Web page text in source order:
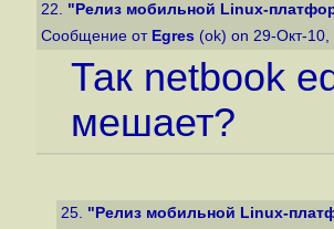
22. "Релиз мобильной Linux-
Сообщение от Egres (ok) on 29-Окт-10,
Так netbook
мешает?
25. "Релиз мобильной Linux-